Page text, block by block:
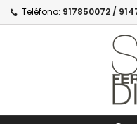
Teléfono: 917850072 /